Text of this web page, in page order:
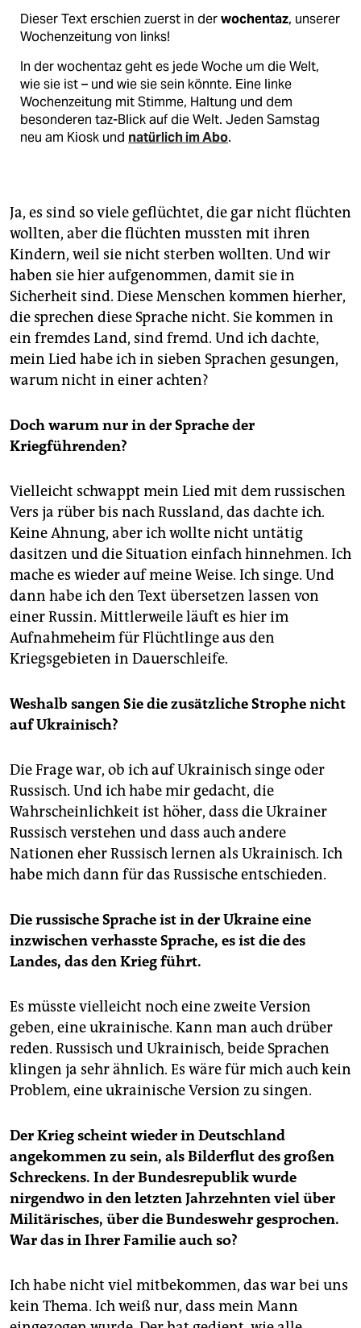
Dieser Text erschien zuerst in derwochentaz, unserer
Wochenzeitung von links!
In der wochentaz geht es jede Woche um die Welt,
wie sie ist – und wie sie sein könnte. Eine linke
Wochenzeitung mit Stimme, Haltung und dem
besonderen taz-Blick auf die Welt. Jeden Samstag
neu am Kiosk und natürlich im Abo.
Ja, es sind so viele geflüchtet, die gar nicht flüchten
wollten, aber die flüchten mussten mit ihren
Kindern, weil sie nicht sterben wollten. Und wir
haben sie hier aufgenommen, damit sie in
Sicherheit sind. Diese Menschen kommen hierher,
die sprechen diese Sprache nicht. Sie kommen in
ein fremdes Land, sind fremd. Und ich dachte,
mein Lied habe ich in sieben Sprachen gesungen,
warum nicht in einer achten?
Doch warum nur in der Sprache der
Kriegführenden?
Vielleicht schwappt mein Lied mit dem russischen
Vers ja rüber bis nach Russland, das dachte ich.
Keine Ahnung, aber ich wollte nicht untätig
dasitzen und die Situation einfach hinnehmen. Ich
mache es wieder auf meine Weise. Ich singe. Und
dann habe ich den Text übersetzen lassen von
einer Russin. Mittlerweile läuft es hier im
Aufnahmeheim für Flüchtlinge aus den
Kriegsgebieten in Dauerschleife.
Weshalb sangen Sie die zusätzliche Strophe nicht
auf Ukrainisch?
Die Frage war, ob ich auf Ukrainisch singe oder
Russisch. Und ich habe mir gedacht, die
Wahrscheinlichkeit ist höher, dass die Ukrainer
Russisch verstehen und dass auch andere
Nationen eher Russisch lernen als Ukrainisch. Ich
habe mich dann für das Russische entschieden.
Die russische Sprache ist in der Ukrai­ne eine
inzwischen verhasste Sprache, es ist die des
Landes, das den Krieg führt.
Es müsste vielleicht noch eine zweite Version
geben, eine ukrainische. Kann man auch drüber
reden. Russisch und Ukrainisch, beide Sprachen
klingen ja sehr ähnlich. Es wäre für mich auch kein
Problem, eine ukrainische Version zu singen.
Der Krieg scheint wieder in Deutschland
angekommen zu sein, als Bilderflut des großen
Schreckens. In der Bundesrepublik wurde
nirgendwo in den letzten Jahrzehnten viel über
Militärisches, über die Bundeswehr gesprochen.
War das in Ihrer Familie auch so?
Ich habe nicht viel mitbekommen, das war bei uns
kein Thema. Ich weiß nur, dass mein Mann